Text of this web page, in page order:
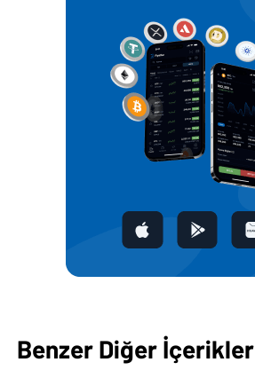
Benzer Diğer İçerikler